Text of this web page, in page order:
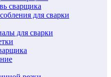
сварщика
для сварки
для сварки